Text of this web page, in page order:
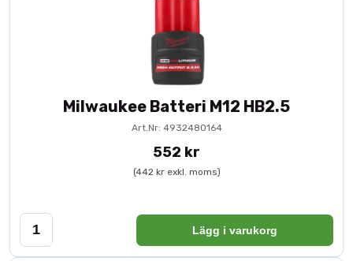
Milwaukee Batteri M12 HB2.5
Art.Nr: 4932480164
552 kr
(442 kr exkl. moms)
Lägg i varukorg